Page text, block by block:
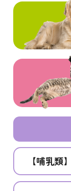
【哺乳類